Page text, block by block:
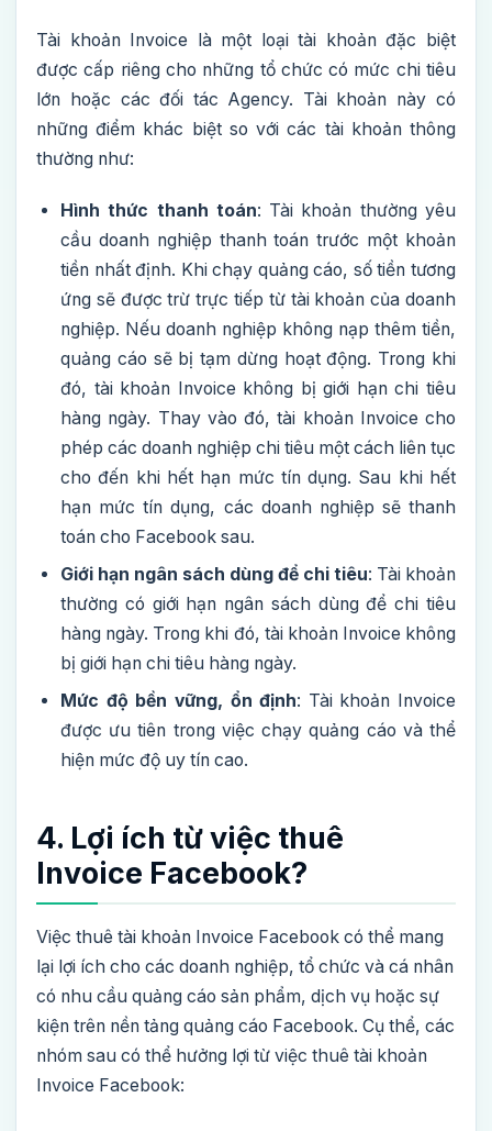
Tài khoản Invoice là một loại tài khoản đặc biệt
được cấp riêng cho những tổ chức có mức chi tiêu
lớn hoặc các đối tác Agency. Tài khoản này có
những điểm khác biệt so với các tài khoản thông
thường như:
Hình thức thanh toán: Tài khoản thường yêu
cầu doanh nghiệp thanh toán trước một khoản
tiền nhất định. Khi chạy quảng cáo, số tiền tương
ứng sẽ được trừ trực tiếp từ tài khoản của doanh
nghiệp. Nếu doanh nghiệp không nạp thêm tiền,
quảng cáo sẽ bị tạm dừng hoạt động. Trong khi
đó, tài khoản Invoice không bị giới hạn chi tiêu
hàng ngày. Thay vào đó, tài khoản Invoice cho
phép các doanh nghiệp chi tiêu một cách liên tục
cho đến khi hết hạn mức tín dụng. Sau khi hết
hạn mức tín dụng, các doanh nghiệp sẽ thanh
toán cho Facebook sau.
Giới hạn ngân sách dùng để chi tiêu: Tài khoản
thường có giới hạn ngân sách dùng để chi tiêu
hàng ngày. Trong khi đó, tài khoản Invoice không
bị giới hạn chi tiêu hàng ngày.
Mức độ bền vững, ổn định: Tài khoản Invoice
được ưu tiên trong việc chạy quảng cáo và thể
hiện mức độ uy tín cao.
4. Lợi ích từ việc thuê
Invoice Facebook?
Việc thuê tài khoản Invoice Facebook có thể mang
lại lợi ích cho các doanh nghiệp, tổ chức và cá nhân
có nhu cầu quảng cáo sản phẩm, dịch vụ hoặc sự
kiện trên nền tảng quảng cáo Facebook. Cụ thể, các
nhóm sau có thể hưởng lợi từ việc thuê tài khoản
Invoice Facebook: